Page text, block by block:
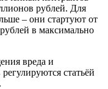
рублей. Для
– они стартуют от
в максимально
вреда и
статьёй